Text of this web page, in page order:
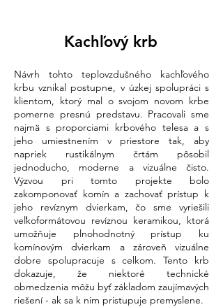
Kachľový krb
Návrh tohto teplovzdušného kachľového
krbu vznikal postupne, v úzkej spolupráci s
klientom, ktorý mal o svojom novom krbe
pomerne presnú predstavu. Pracovali sme
najmä s proporciami krbového telesa a s
jeho umiestnením v priestore tak, aby
napriek rustikálnym črtám pôsobil
jednoducho, moderne a vizuálne čisto.
Výzvou pri tomto projekte bolo
zakomponovať komín a zachovať prístup k
jeho revíznym dvierkam, čo sme vyriešili
veľkoformátovou revíznou keramikou, ktorá
umožňuje plnohodnotný prístup ku
komínovým dvierkam a zároveň vizuálne
dobre spolupracuje s celkom. Tento krb
dokazuje, že niektoré technické
obmedzenia môžu byť základom zaujímavých
riešení - ak sa k nim pristupuje premyslene.